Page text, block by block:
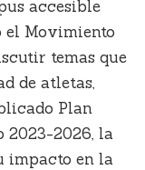
accesible
el Movimiento
temas que
de atletas,
Plan
2023-2026, la
impacto en la